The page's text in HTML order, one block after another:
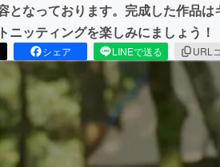
となっております。完成した作品
ニッティングを楽しみにましょう！
シェア LINEで送る URL